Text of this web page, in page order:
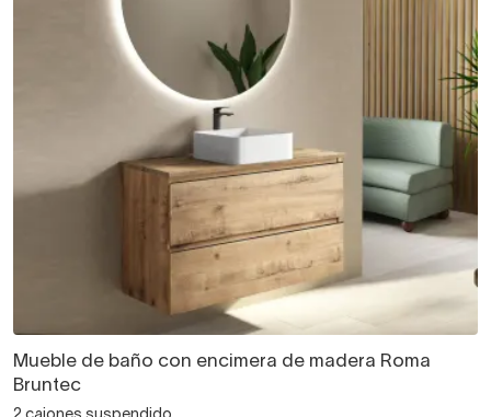
Mueble de baño con encimera de madera Roma
Bruntec